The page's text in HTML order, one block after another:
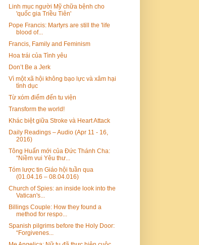
Linh mục người Mỹ chữa bệnh cho
'quốc gia Triều Tiên'
Pope Francis: Martyrs are still the 'life
blood of...
Francis, Family and Feminism
Hoa trái của Tình yêu
Don’t Be a Jerk
Vì một xã hội không bạo lực và xâm hại
tình dục
Từ xóm điếm đến tu viện
Transform the world!
Khác biệt giữa Stroke và Heart Attack
Daily Readings – Audio (Apr 11 - 16,
2016)
Tông Huấn mới của Đức Thánh Cha:
“Niềm vui Yêu thư...
Tóm lược tin Giáo hội tuần qua
(01.04.16 – 08.04.016)
Church of Spies: an inside look into the
Vatican's...
Billings Couple: How they found a
method for respo...
Spanish pilgrims before the Holy Door:
“Forgivenes...